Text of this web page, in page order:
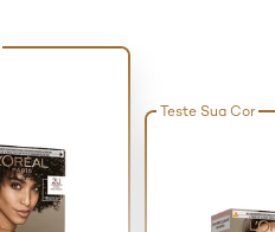
Teste Sua Cor